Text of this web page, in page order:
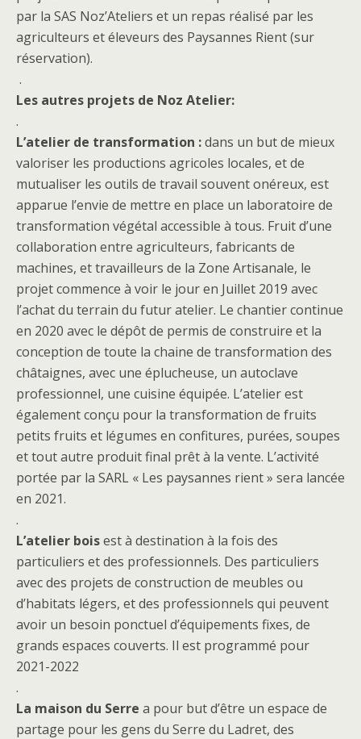
par la SAS Noz’Ateliers et un repas réalisé par les
agriculteurs et éleveurs des Paysannes Rient (sur
réservation).
.
Les autres projets de Noz Atelier:
.
L’atelier de transformation :dans un but de mieux
valoriser les productions agricoles locales, et de
mutualiser les outils de travail souvent onéreux, est
apparue l’envie de mettre en place un laboratoire de
transformation végétal accessible à tous. Fruit d’une
collaboration entre agriculteurs, fabricants de
machines, et travailleurs de la Zone Artisanale, le
projet commence à voir le jour en Juillet 2019 avec
l’achat du terrain du futur atelier. Le chantier continue
en 2020 avec le dépôt de permis de construire et la
conception de toute la chaine de transformation des
châtaignes, avec une éplucheuse, un autoclave
professionnel, une cuisine équipée. L’atelier est
également conçu pour la transformation de fruits
petits fruits et légumes en confitures, purées, soupes
et tout autre produit final prêt à la vente. L’activité
portée par la SARL « Les paysannes rient » sera lancée
en 2021.
.
L’atelier boisest à destination à la fois des
particuliers et des professionnels. Des particuliers
avec des projets de construction de meubles ou
d’habitats légers, et des professionnels qui peuvent
avoir un besoin ponctuel d’équipements fixes, de
grands espaces couverts. Il est programmé pour
2021-2022
.
La maison du Serre a pour but d’être un espace de
partage pour les gens du Serre du Ladret, des